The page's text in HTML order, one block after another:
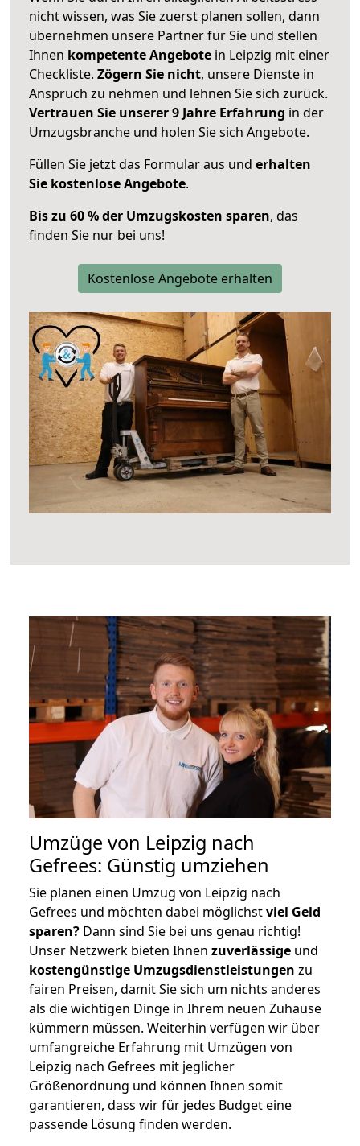
nicht wissen, was Sie zuerst planen sollen, dann
übernehmen unsere Partner für Sie und stellen
Ihnen kompetente Angebote in Leipzig mit einer
Checkliste. Zögern Sie nicht, unsere Dienste in
Anspruch zu nehmen und lehnen Sie sich zurück.
Vertrauen Sie unserer 9 Jahre Erfahrung in der
Umzugsbranche und holen Sie sich Angebote.
Füllen Sie jetzt das Formular aus und erhalten
Sie kostenlose Angebote.
Bis zu 60 % der Umzugskosten sparen, das
finden Sie nur bei uns!
Kostenlose Angebote erhalten
Umzüge von Leipzig nach
Gefrees: Günstig umziehen
Sie planen einen Umzug von Leipzig nach
Gefrees und möchten dabei möglichstviel Geld
sparen? Dann sind Sie bei uns genau richtig!
Unser Netzwerk bieten Ihnen zuverlässige und
kostengünstige Umzugsdienstleistungen zu
fairen Preisen, damit Sie sich um nichts anderes
als die wichtigen Dinge in Ihrem neuen Zuhause
kümmern müssen. Weiterhin verfügen wir über
umfangreiche Erfahrung mit Umzügen von
Leipzig nach Gefrees mit jeglicher
Größenordnung und können Ihnen somit
garantieren, dass wir für jedes Budget eine
passende Lösung finden werden.